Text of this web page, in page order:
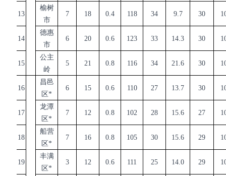
13
榆树
市
7 18 0.4 118 34 9.7 30
14
德惠
市
6 20 0.6 123 33 14.3 30
15
公主
岭
5 21 0.8 116 34 21.6 30
16
昌邑
区*
6 15 0.6 110 27 13.7 30
17
龙潭
区*
7 12 0.8 102 28 15.6 27
18
船营
区*
7 16 0.8 105 30 15.6 29
19
丰满
区*
3 12 0.6 111 25 14.0 29